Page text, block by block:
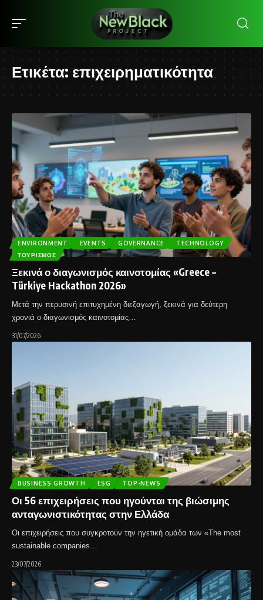
Ετικέτα: επιχειρηματικότητα
ENVIRONMENT EVENTS GOVERNANCE
TECHNOLOGY
ΤΟΥΡΙΣΜΌΣ
Ξεκινά ο διαγωνισμός καινοτομίας «Greece –
Türkiye Hackathon 2026»
Μετά την περυσινή επιτυχημένη διεξαγωγή, ξεκινά για δεύτερη
χρονιά ο διαγωνισμός καινοτομίας…
31/07/2026
BUSINESS GROWTH ESG TOP-NEWS
Οι 56 επιχειρήσεις που ηγούνται της βιώσιμης
ανταγωνιστικότητας στην Ελλάδα
Οι επιχειρήσεις που συγκροτούν την ηγετική ομάδα των «The most
sustainable companies…
23/07/2026